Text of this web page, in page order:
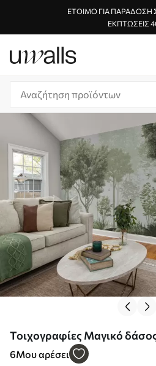
ΈΤΟΙΜΟ ΓΙΑ ΠΑΡΆΔΟΣΗ
ΕΚΠΤΏΣΕΙΣ
Τοιχογραφίες Μαγικό
u72134v2
6Μου αρέσει